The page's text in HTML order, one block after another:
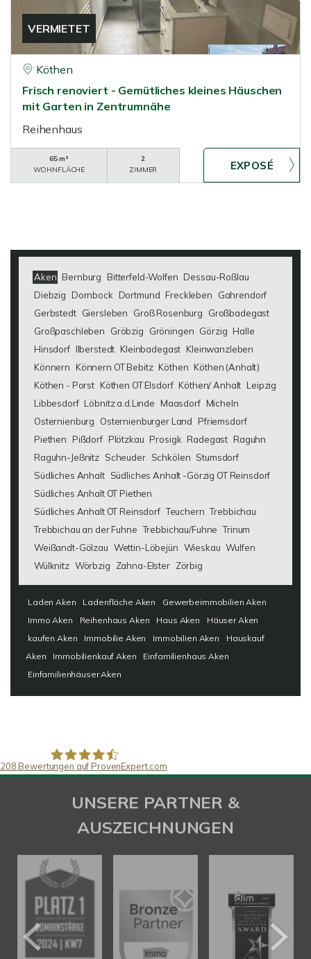
VERMIETET
Köthen
Frisch renoviert - Gemütliches kleines Häuschen
mit Garten in Zentrumnähe
Reihenhaus
65 m²
WOHNFLÄCHE
2
ZIMMER
Aken Bernburg Bitterfeld-Wolfen Dessau-Roßlau
Diebzig
Dornbock Dortmund Freckleben
Gahrendorf
Gerbstedt Giersleben Groß Rosenburg
Großbadegast
Großpaschleben
Gröbzig Gröningen Görzig Halle
Hinsdorf Ilberstedt Kleinbadegast Kleinwanzleben
Könnern
Könnern OT Bebitz Köthen Köthen (Anhalt)
Köthen - Porst Köthen OT Elsdorf Köthen/ Anhalt Leipzig
Libbesdorf Löbnitz a.d.Linde Maasdorf Micheln
Osternienburg
Osternienburger Land
Pfriemsdorf
Piethen
Pißdorf Plötzkau Prosigk Radegast Raguhn
Raguhn-Jeßnitz Scheuder Schkölen Stumsdorf
Südliches Anhalt Südliches Anhalt -Görzig OT Reinsdorf
Südliches Anhalt OT Piethen
Südliches Anhalt OT Reinsdorf Teuchern Trebbichau
Trebbichau an der Fuhne Trebbichau/Fuhne Trinum
Weißandt-Gölzau Wettin-Löbejün Wieskau Wulfen
Wülknitz Wörbzig Zahna-Elster Zörbig
Laden Aken Ladenfläche Aken
Gewerbeimmobilien Aken
Immo Aken
Reihenhaus Aken Haus Aken
Häuser Aken
kaufen Aken
Immobilie Aken Immobilien Aken
Hauskauf
Aken
Immobilienkauf Aken
Einfamilienhaus Aken
Einfamilienhäuser Aken
SAW Immobilien
208 Bewertungen auf ProvenExpert.com
UNSERE PARTNER &
AUSZEICHNUNGEN